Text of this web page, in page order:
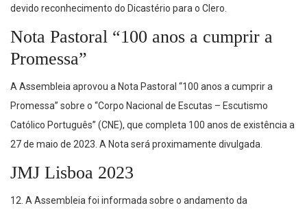
devido reconhecimento do Dicastério para o Clero.
Nota Pastoral “100 anos a cumprir a
Promessa”
A Assembleia aprovou a Nota Pastoral “100 anos a cumprir a
Promessa” sobre o “Corpo Nacional de Escutas – Escutismo
Católico Português” (CNE), que completa 100 anos de existência a
27 de maio de 2023. A Nota será proximamente divulgada.
JMJ Lisboa 2023
12. A Assembleia foi informada sobre o andamento da